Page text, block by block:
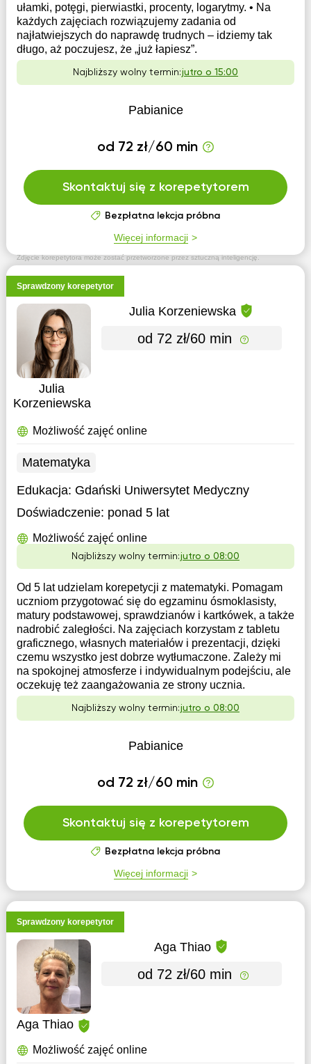
Zdjęcie korepetytora może zostać przetworzone przez sztuczną inteligencję.
ułamki, potęgi, pierwiastki, procenty, logarytmy. • Na
każdych zajęciach rozwiązujemy zadania od
najłatwiejszych do naprawdę trudnych – idziemy tak
długo, aż poczujesz, że „już łapiesz”.
Najbliższy wolny termin:jutro o 15:00
Pabianice
od 72 zł/60 min
Skontaktuj się z korepetytorem
Bezpłatna lekcja próbna
Więcej informacji
Sprawdzony korepetytor
Julia
Korzeniewska
Julia Korzeniewska
od 72 zł/60 min
Możliwość zajęć online
Matematyka
Edukacja: Gdański Uniwersytet Medyczny
Doświadczenie: ponad 5 lat
Możliwość zajęć online
Najbliższy wolny termin:jutro o 08:00
Od 5 lat udzielam korepetycji z matematyki. Pomagam
uczniom przygotować się do egzaminu ósmoklasisty,
matury podstawowej, sprawdzianów i kartkówek, a także
nadrobić zaległości. Na zajęciach korzystam z tabletu
graficznego, własnych materiałów i prezentacji, dzięki
czemu wszystko jest dobrze wytłumaczone. Zależy mi
na spokojnej atmosferze i indywidualnym podejściu, ale
oczekuję też zaangażowania ze strony ucznia.
Najbliższy wolny termin:jutro o 08:00
Pabianice
od 72 zł/60 min
Skontaktuj się z korepetytorem
Bezpłatna lekcja próbna
Więcej informacji
Sprawdzony korepetytor
Aga Thiao
Aga Thiao
od 72 zł/60 min
Możliwość zajęć online